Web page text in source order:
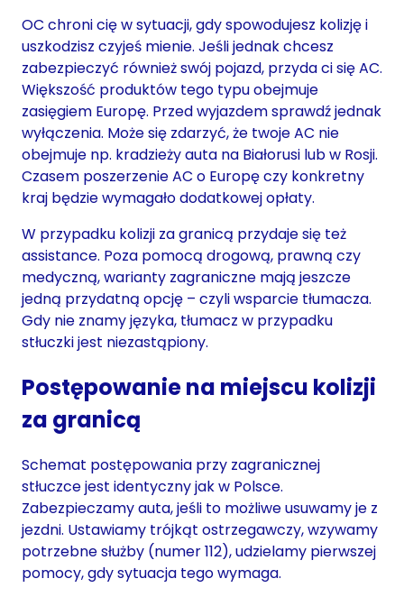
OC chroni cię w sytuacji, gdy spowodujesz kolizję i
uszkodzisz czyjeś mienie. Jeśli jednak chcesz
zabezpieczyć również swój pojazd, przyda ci się AC.
Większość produktów tego typu obejmuje
zasięgiem Europę. Przed wyjazdem sprawdź jednak
wyłączenia. Może się zdarzyć, że twoje AC nie
obejmuje np. kradzieży auta na Białorusi lub w Rosji.
Czasem poszerzenie AC o Europę czy konkretny
kraj będzie wymagało dodatkowej opłaty.
W przypadku kolizji za granicą przydaje się też
assistance. Poza pomocą drogową, prawną czy
medyczną, warianty zagraniczne mają jeszcze
jedną przydatną opcję – czyli wsparcie tłumacza.
Gdy nie znamy języka, tłumacz w przypadku
stłuczki jest niezastąpiony.
Postępowanie na miejscu kolizji
za granicą
Schemat postępowania przy zagranicznej
stłuczce jest identyczny jak w Polsce.
Zabezpieczamy auta, jeśli to możliwe usuwamy je z
jezdni. Ustawiamy trójkąt ostrzegawczy, wzywamy
potrzebne służby (numer 112), udzielamy pierwszej
pomocy, gdy sytuacja tego wymaga.